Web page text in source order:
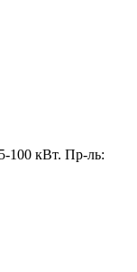
100 кВт. Пр-ль: